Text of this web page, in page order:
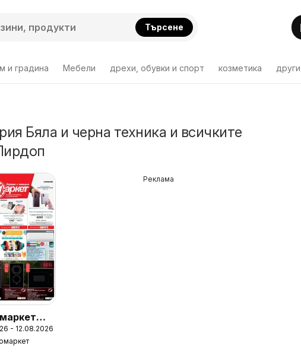
Търсене
и градина Мебели дрехи, обувки и спорт козметика други
Бяла и черна техника и всичките
-
с
- 12.08.2026
Реклама